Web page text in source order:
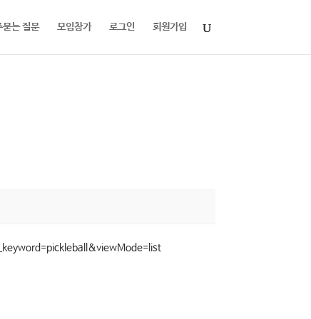
묻는 질문 모임참가 로그인 회원가입